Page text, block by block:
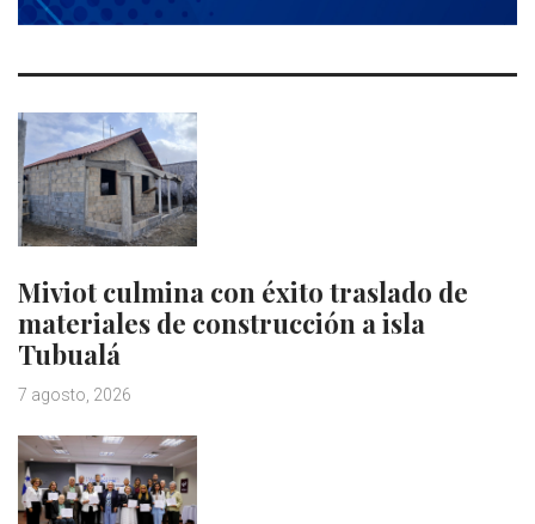
Miviot culmina con éxito traslado de
materiales de construcción a isla
Tubualá
7 agosto, 2026